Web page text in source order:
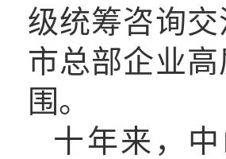
级统筹咨询
市总部企业
围。
十年来，